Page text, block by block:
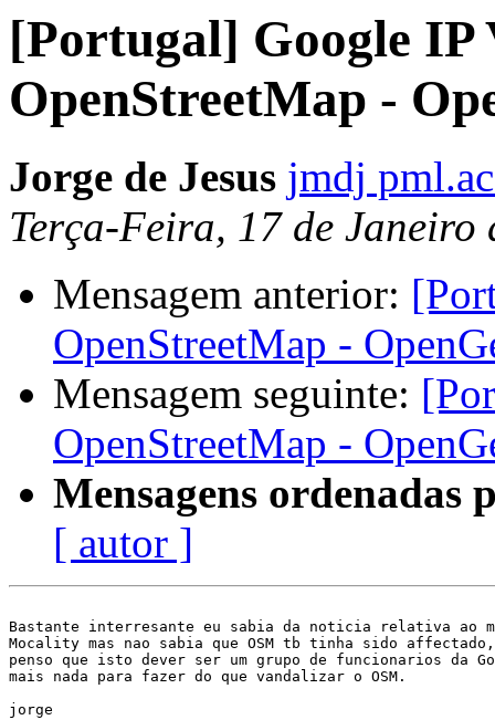
[Portugal] Google IP
OpenStreetMap -
Jorge de Jesus jmdj
Terça-Feira, 17 de
Mensagem anterior:
OpenStreetMap -
Mensagem seguinte:
OpenStreetMap -
Mensagens ordenadas
[ autor ]
Bastante interresante eu sabia da noticia relativa ao
Mocality mas nao sabia que OSM tb tinha sido affectado,
penso que isto dever ser um grupo de funcionarios da
mais nada para fazer do que vandalizar o OSM.
jorge